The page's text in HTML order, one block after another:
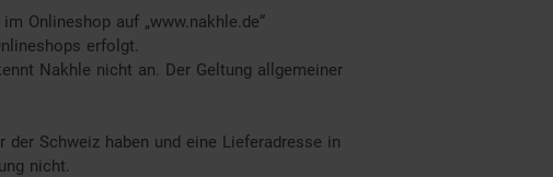
Onlineshop auf „www.nakhle.de“
erfolgt.
Nakhle nicht an. Der Geltung allgemeiner
Schweiz haben und eine Lieferadresse in
nicht.